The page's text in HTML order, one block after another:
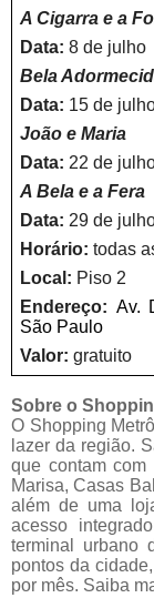
A Cigarra e a
Data: 8 de julho
Bela
Data: 15 de
João e Maria
Data: 22 de
A Bela e a Fera
Data: 29 de
Horário:todas
Local: Piso 2
Endereço: Av.
São Paulo
Valor:gratuito
Sobre o
O Shopping
lazer da região.
que contam com
Marisa, Casas
além de uma
acesso
terminal urbano
pontos da
por mês. Saiba